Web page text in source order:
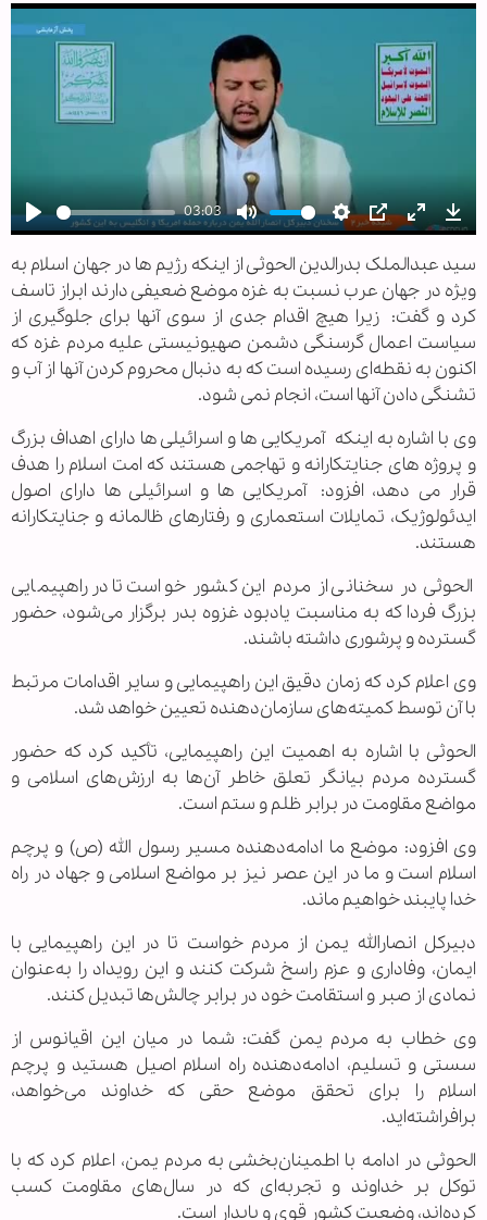
Play
03:03
Mute Settings
PIP Enter
سید عبدالملک بدرالدین الحوثی از اینکه رژیم ها در جهان اسلام به
ویژه در جهان عرب نسبت به غزه موضع ضعیفی دارند ابراز تاسف
کرد و گفت: زیرا هیچ اقدام جدی از سوی آنها برای جلوگیری از
سیاست اعمال گرسنگی دشمن صهیونیستی علیه مردم غزه که
اکنون به نقطه‌ای رسیده است که به دنبال محروم کردن آنها از آب و
تشنگی دادن آنها است، انجام نمی شود.
وی با اشاره به اینکه آمریکایی ها و اسرائیلی ها دارای اهداف بزرگ
و پروژه های جنایتکارانه و تهاجمی هستند که امت اسلام را هدف
قرار می دهد، افزود: آمریکایی ها و اسرائیلی ها دارای اصول
ایدئولوژیک، تمایلات استعماری و رفتارهای ظالمانه و جنایتکارانه
هستند.
الحوثی در سخنانی از مردم این کشور خواست تا در راهپیمایی
بزرگ فردا که به مناسبت یادبود غزوه بدر برگزار می‌شود، حضور
گسترده و پرشوری داشته باشند.
وی اعلام کرد که زمان دقیق این راهپیمایی و سایر اقدامات مرتبط
با آن توسط کمیته‌های سازمان‌دهنده تعیین خواهد شد.
الحوثی با اشاره به اهمیت این راهپیمایی، تأکید کرد که حضور
گسترده مردم بیانگر تعلق خاطر آن‌ها به ارزش‌های اسلامی و
مواضع مقاومت در برابر ظلم و ستم است.
وی افزود: موضع ما ادامه‌دهنده مسیر رسول الله (ص) و پرچم
اسلام است و ما در این عصر نیز بر مواضع اسلامی و جهاد در راه
خدا پایبند خواهیم ماند.
دبیرکل انصارالله یمن از مردم خواست تا در این راهپیمایی با
ایمان، وفاداری و عزم راسخ شرکت کنند و این رویداد را به‌عنوان
نمادی از صبر و استقامت خود در برابر چالش‌ها تبدیل کنند.
وی خطاب به مردم یمن گفت: شما در میان این اقیانوس از
سستی و تسلیم، ادامه‌دهنده راه اسلام اصیل هستید و پرچم
اسلام را برای تحقق موضع حقی که خداوند می‌خواهد،
برافراشته‌اید.
الحوثی در ادامه با اطمینان‌بخشی به مردم یمن، اعلام کرد که با
توکل بر خداوند و تجربه‌ای که در سال‌های مقاومت کسب
کرده‌اند، وضعیت کشور قوی و پایدار است.